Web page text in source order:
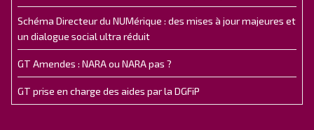
Schéma Directeur du NUMérique : des mises à jour majeures et
un dialogue social ultra réduit
GT Amendes : NARA ou NARA pas ?
GT prise en charge des aides par la DGFiP